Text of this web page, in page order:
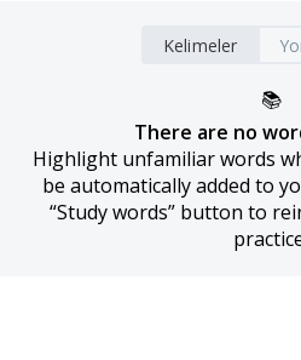
Kelimeler
📚
There are no
Highlight unfamiliar words
be automatically added to
“Study words” button to